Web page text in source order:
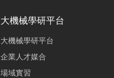
大機械學研平台
大機械學研平台
企業人才媒合
場域實習